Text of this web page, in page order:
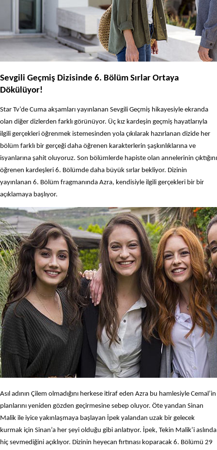
Sevgili Geçmiş Dizisinde 6. Bölüm Sırlar Ortaya
Dökülüyor!
Star Tv’de Cuma akşamları yayınlanan Sevgili Geçmiş hikayesiyle ekranda
olan diğer dizlerden farklı görünüyor. Üç kız kardeşin geçmiş hayatlarıyla
ilgili gerçekleri öğrenmek istemesinden yola çıkılarak hazırlanan dizide her
bölüm farklı bir gerçeği daha öğrenen karakterlerin şaşkınlıklarına ve
isyanlarına şahit oluyoruz. Son bölümlerde hapiste olan annelerinin çıktığını
öğrenen kardeşleri 6. Bölümde daha büyük sırlar bekliyor. Dizinin
yayınlanan 6. Bölüm fragmanında Azra, kendisiyle ilgili gerçekleri bir bir
açıklamaya başlıyor.
Asıl adının Çilem olmadığını herkese itiraf eden Azra bu hamlesiyle Cemal’in
planlarını yeniden gözden geçirmesine sebep oluyor. Öte yandan Sinan
Malik ile iyice yakınlaşmaya başlayan İpek yalandan uzak bir gelecek
kurmak için Sinan’a her şeyi olduğu gibi anlatıyor. İpek, Tekin Malik’i aslında
hiç sevmediğini açıklıyor. Dizinin heyecan fırtınası koparacak 6. Bölümü 29